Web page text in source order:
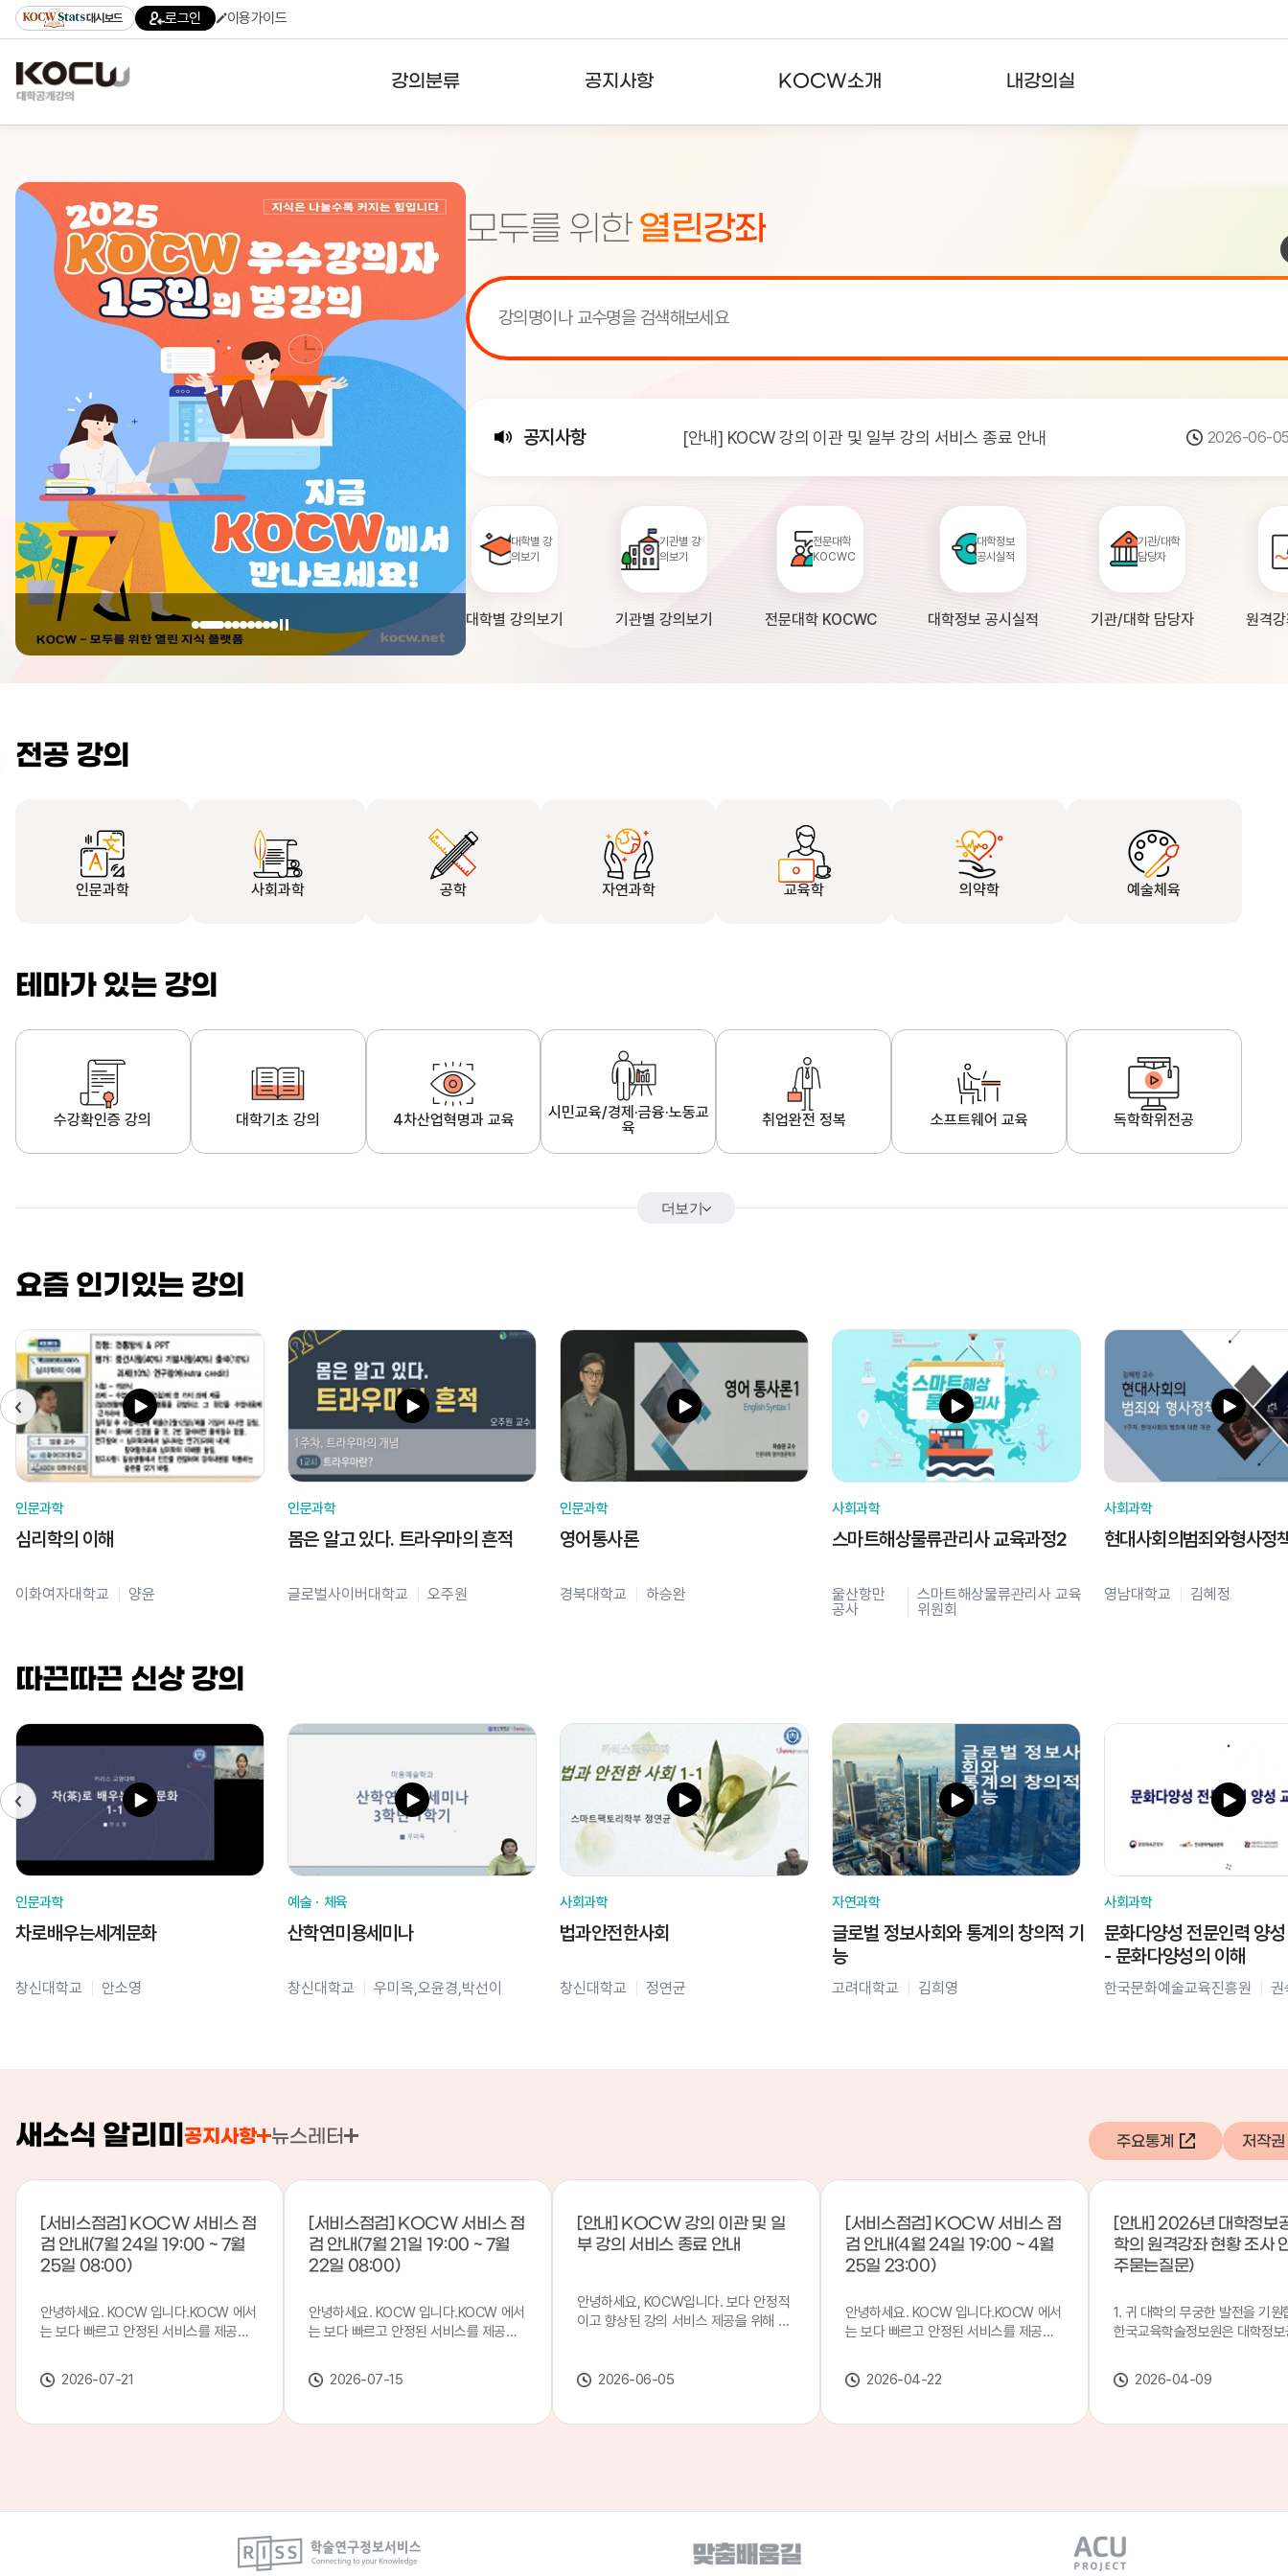
대시보드 로그인 이용가이드
강의분류
기관강의
테마강의
공지사항
주요통계현황
KOCW소개 내강의실
모두를 위한 열린강좌
공지사항
[서비스점검] KOCW 서비스 점검 안내(7월 24일 19:00 ~ 7월... 2026-07-
[안내] KOCW 강의 이관 및 일부 강의 서비스 종료 안내 2026-06-
[안내] 2026년 대학정보공시 대학의 원격강좌 현황 조사 안내(자주묻... 2026-04-
대학별 강
의보기
대학별 강의보기
기관별 강
의보기
기관별 강의보기
전문대학
KOCWC
전문대학 KOCWC
대학정보
공시실적
대학정보 공시실적
기관/대학
담당자
기관/대학 담당자 원격
전공 강의
인문과학 사회과학 공학 자연과학 교육학 의약학 예술체육
테마가 있는 강의
수강확인증 강의 대학기초 강의 4차산업혁명과 교육
시민교육/경제·금융·노동교
육
취업완전 정복 소프트웨어 교육 독학학위전공
더보기
요즘 인기있는 강의
인문과학
심리학의 이해
이화여자대학교 양윤
인문과학
몸은 알고 있다. 트라우마의 흔적
글로벌사이버대학교 오주원
인문과학
영어통사론
경북대학교 하승완
사회과학
스마트해상물류관리사 교육과정2
울산항만
공사
스마트해상물류관리사 교육
위원회
사회과학
현대사회의범죄와형사정
영남대학교 김혜정
따끈따끈 신상 강의
인문과학
차로배우는세계문화
창신대학교 안소영
예술ㆍ체육
산학연미용세미나
창신대학교 우미옥,오윤경,박선이
사회과학
법과안전한사회
창신대학교 정연균
자연과학
글로벌 정보사회와 통계의 창의적 기
능
고려대학교 김희영
사회과학
문화다양성 전문인력 양
- 문화다양성의 이해
한국문화예술교육진흥원 권
새소식 알리미 공지사항 뉴스레터
[서비스점검] KOCW 서비스 점
검 안내(7월 24일 19:00 ~ 7월
25일 08:00)
안녕하세요. KOCW 입니다.KOCW 에서
는 보다 빠르고 안정된 서비스를 제공하
합니다.※ 서비스 점검 작업 일시 : 7월
24일(금) 19:00 ~ 7월 25일(토) 08:00
안 서비스가 일시 중지될 수 있으니, 이
2026-07-21
[서비스점검] KOCW 서비스 점
검 안내(7월 21일 19:00 ~ 7월
22일 08:00)
안녕하세요. KOCW 입니다.KOCW 에서
는 보다 빠르고 안정된 서비스를 제공하
합니다.※ 서비스 점검 작업 일시 : 7월 21
일(화) 19:00 ~ 7월 22일(수) 08:00이
서비스가일시 중지될 수 있으니, 이 점 양
2026-07-15
[안내] KOCW 강의 이관 및 일
부 강의 서비스 종료 안내
안녕하세요, KOCW입니다. 보다 안정적
이고 향상된 강의 서비스 제공을 위해 강
스가 종료될 예정이오니, 이용에 참고하
종료 강의 안내 이관 작업으로 인해 일부
었습니다. 서비스 종료 강의 목록은 아래
링크에서 확인하실 수 있습니다. → 서비
2026-06-05
[서비스점검] KOCW 서비스 점
검 안내(4월 24일 19:00 ~ 4월
25일 23:00)
안녕하세요. KOCW 입니다.KOCW 에서
는 보다 빠르고 안정된 서비스를 제공하
합니다.※ 서비스 점검 작업 일시 : 4월
24일(금) 19:00 ~ 4월 25일(토) 23:00
안 일시중지될 예정이오니, 이 점 양해하
2026-04-22
[안내] 2026년 대학정보
학의 원격강좌 현황 조사
주묻는질문)
1. 귀 대학의 무궁한 발전을 기원
한국교육학술정보원은 대학정
본 조사는 2025. 3. 1~2026. 2.
에 운영된 원격강좌(이러닝) 현
강좌(12-바)'에 데이터를 연계할
인시 캠퍼스인 경우 해당 캠퍼스
있는 기관명을 선택하시면 됩니
2026-04-09
주요통계 저작